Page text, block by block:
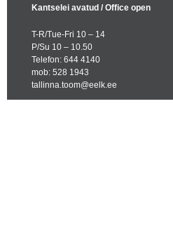
Kantselei avatud / Office open
T-R/Tue-Fri 10 – 14
P/Su 10 – 10.50
Telefon: 644 4140
mob: 528 1943
tallinna.toom@eelk.ee